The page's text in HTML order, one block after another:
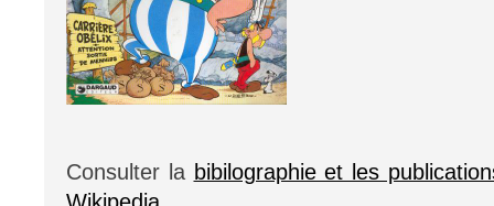
Consulter la bibilographie et les